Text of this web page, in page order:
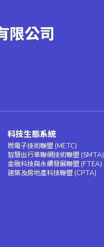
限公司
科技生態系統
微電子技術聯盟 (METC)
智慧出行車聯網技術聯盟 (SMTA)
金融科技與永續發展聯盟 (FTEA)
建築及房地產科技聯盟 (CPTA)